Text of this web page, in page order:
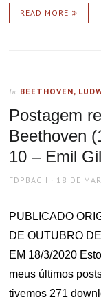
READ MORE
In BEETHOVEN,
Postagem
Beethoven
10 – Emil
AUTHOR
FDPBACH
POSTED
18 DE
PUBLICADO
DE OUTUBRO
EM 18/3/2020
meus últimos
tivemos 271